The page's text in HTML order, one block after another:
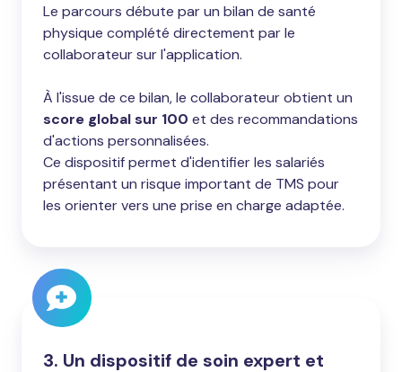
Le parcours débute par un bilan de santé
physique complété directement par le
collaborateur sur l'application.
À l'issue de ce bilan, le collaborateur obtient un
score global sur 100 et des recommandations
d'actions personnalisées.
Ce dispositif permet d'identifier les salariés
présentant un risque important de TMS pour
les orienter vers une prise en charge adaptée.
3. Un dispositif de soin expert et